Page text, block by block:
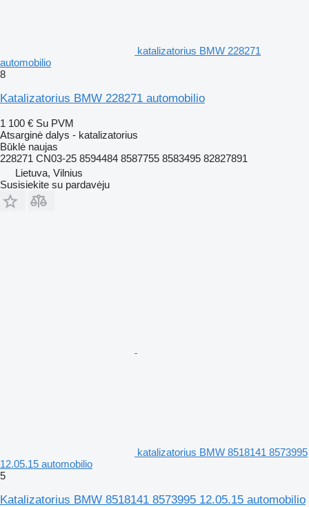
katalizatorius BMW 228271
automobilio
8
Katalizatorius BMW 228271 automobilio
1 100 € Su PVM
Atsarginė dalys - katalizatorius
Būklė naujas
228271 CN03-25 8594484 8587755 8583495 82827891
Lietuva, Vilnius
Susisiekite su pardavėju
katalizatorius BMW 8518141 8573995
12.05.15 automobilio
5
Katalizatorius BMW 8518141 8573995 12.05.15 automobilio